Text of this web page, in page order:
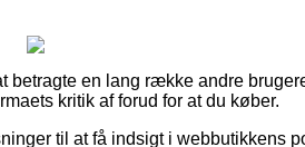
betragte en lang række andre
kritik af forud for at du køber.
til at få indsigt i webbutikkens